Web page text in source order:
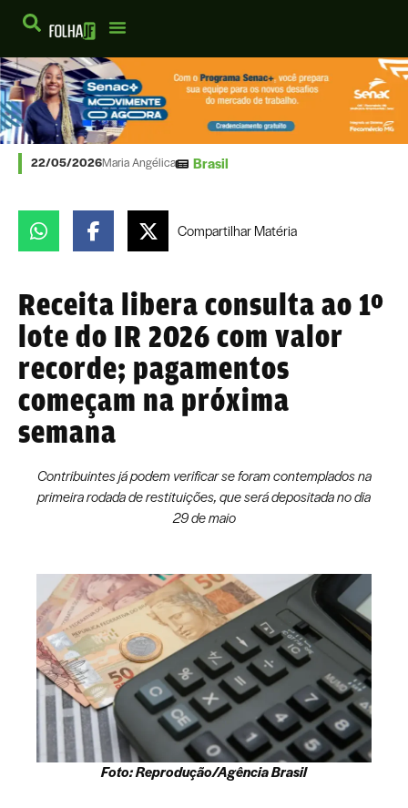
22/05/2026Maria Angélica Brasil
CompartilharMatéria
Receita libera consulta ao 1º
lote do IR 2026 com valor
recorde; pagamentos
começam na próxima
semana
Contribuintes já podem verificar se foram contemplados na
primeira rodada de restituições, que será depositada no dia
29 de maio
Foto: Reprodução/Agência Brasil